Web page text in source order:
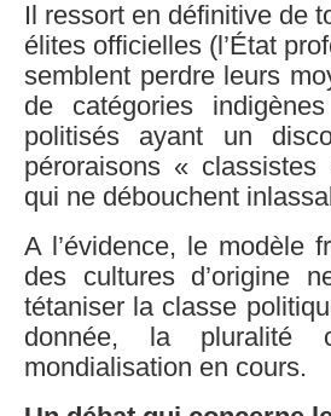
Il ressort en définitive de
élites officielles (l’État
semblent perdre leurs
de catégories
politisés ayant un
péroraisons « classistes
qui ne débouchent
A l’évidence, le modèle
des cultures d’origine
tétaniser la classe
donnée, la pluralité
mondialisation en cours.